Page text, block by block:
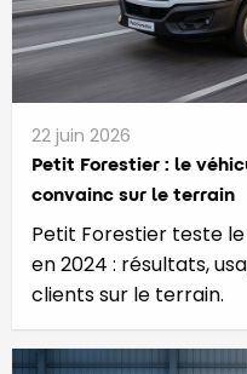
22 juin 2026
Petit Forestier : le
convainc sur le terrain
Petit Forestier teste
en 2024 : résultats,
clients sur le terrain.